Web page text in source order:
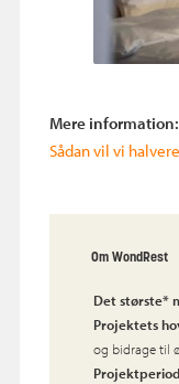
Mere information:
Sådan vil vi
Om WondRest
Det største*
Projektets
og bidrage til